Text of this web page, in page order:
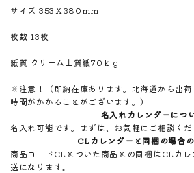
サイズ 353Ｘ380ｍｍ
枚数 13枚
紙質 クリーム上質紙70ｋｇ
※注意！（即納在庫あります。北海道から出
時間がかかることがございます。）
名入れカレンダーにつ
名入れ可能です。まずは、お気軽にご相談くだ
CLカレンダーと同梱の場合
商品コードCLとついた商品との同梱はCLカ
送になります。